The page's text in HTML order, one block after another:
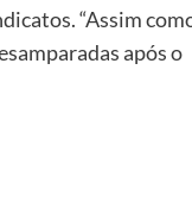
“Assim
após o